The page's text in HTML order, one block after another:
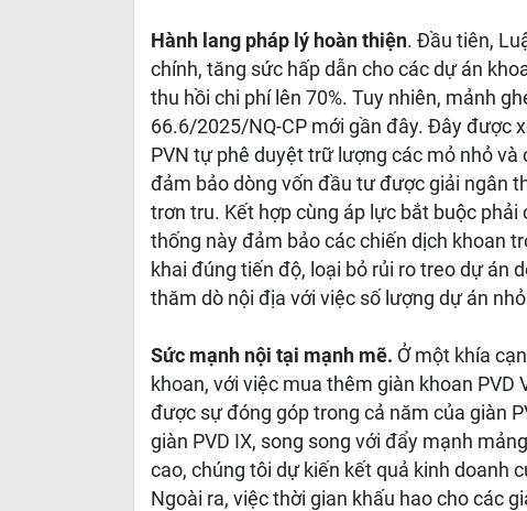
Hành lang pháp lý hoàn thiện. Đầu tiên,
chính, tăng sức hấp dẫn cho các dự án
thu hồi chi phí lên 70%. Tuy nhiên, mảnh
66.6/2025/NQ-CP mới gần đây. Đây được
PVN tự phê duyệt trữ lượng các mỏ nhỏ
đảm bảo dòng vốn đầu tư được giải ngân
trơn tru. Kết hợp cùng áp lực bắt buộc
thống này đảm bảo các chiến dịch khoan
khai đúng tiến độ, loại bỏ rủi ro treo dự án
thăm dò nội địa với việc số lượng dự án
Sức mạnh nội tại mạnh mẽ. Ở một khía
khoan, với việc mua thêm giàn khoan PVD
được sự đóng góp trong cả năm của giàn
giàn PVD IX, song song với đẩy mạnh
cao, chúng tôi dự kiến kết quả kinh doanh
Ngoài ra, việc thời gian khấu hao cho các